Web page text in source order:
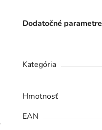
Dodatočné parametre
Kategória
Hmotnosť
EAN